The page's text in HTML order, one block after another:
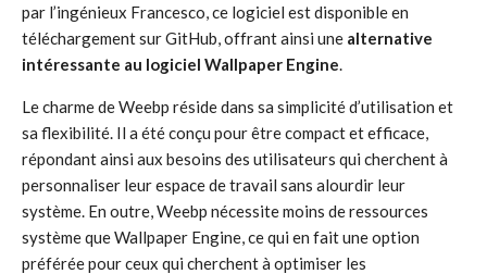
par l’ingénieux Francesco, ce logiciel est disponible en
téléchargement sur GitHub, offrant ainsi une alternative
intéressante au logiciel Wallpaper Engine.
Le charme de Weebp réside dans sa simplicité d’utilisation et
sa flexibilité. Il a été conçu pour être compact et efficace,
répondant ainsi aux besoins des utilisateurs qui cherchent à
personnaliser leur espace de travail sans alourdir leur
système. En outre, Weebp nécessite moins de ressources
système que Wallpaper Engine, ce qui en fait une option
préférée pour ceux qui cherchent à optimiser les